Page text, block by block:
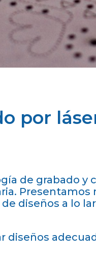
por
de grabado
diseños a lo
diseños